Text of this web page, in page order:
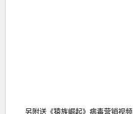
另附送《猿族崛起》病毒营销视频